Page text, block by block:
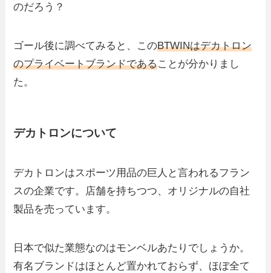
のだろう？
ゴール後に調べてみると、このBTWINはデカトロン
のプライベートブランドであることが分かりまし
た。
デカトロンについて
デカトロンはスポーツ用品の巨人と言われるフラン
スの企業です。店舗を持ちつつ、オリジナルの自社
製品を売っています。
日本で似た業態なのはモンベルあたりでしょうか。
有名ブランドはほとんど置かれておらず、ほぼ全て